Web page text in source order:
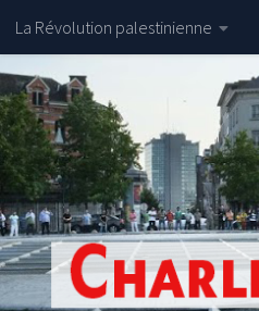
Skip to content
La Révolution palestinienne